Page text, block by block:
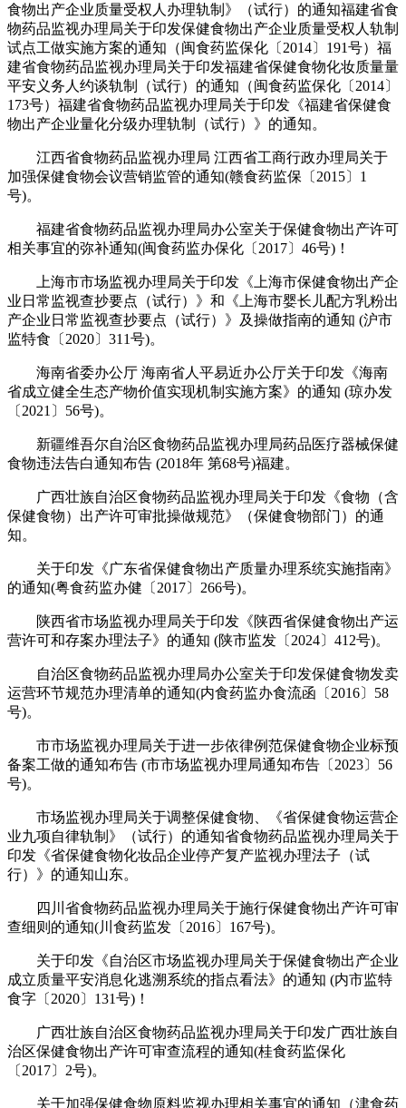
食物出产企业质量受权人办理轨制》（试行）的通知福建省食
物药品监视办理局关于印发保健食物出产企业质量受权人轨制
试点工做实施方案的通知（闽食药监保化〔2014〕191号）福
建省食物药品监视办理局关于印发福建省保健食物化妆质量量
平安义务人约谈轨制（试行）的通知（闽食药监保化〔2014〕
173号）福建省食物药品监视办理局关于印发《福建省保健食
物出产企业量化分级办理轨制（试行）》的通知。
江西省食物药品监视办理局 江西省工商行政办理局关于
加强保健食物会议营销监管的通知(赣食药监保〔2015〕1
号)。
福建省食物药品监视办理局办公室关于保健食物出产许可
相关事宜的弥补通知(闽食药监办保化〔2017〕46号)！
上海市市场监视办理局关于印发《上海市保健食物出产企
业日常监视查抄要点（试行）》和《上海市婴长儿配方乳粉出
产企业日常监视查抄要点（试行）》及操做指南的通知 (沪市
监特食〔2020〕311号)。
海南省委办公厅 海南省人平易近办公厅关于印发《海南
省成立健全生态产物价值实现机制实施方案》的通知 (琼办发
〔2021〕56号)。
新疆维吾尔自治区食物药品监视办理局药品医疗器械保健
食物违法告白通知布告 (2018年 第68号)福建。
广西壮族自治区食物药品监视办理局关于印发《食物（含
保健食物）出产许可审批操做规范》（保健食物部门）的通
知。
关于印发《广东省保健食物出产质量办理系统实施指南》
的通知(粤食药监办健〔2017〕266号)。
陕西省市场监视办理局关于印发《陕西省保健食物出产运
营许可和存案办理法子》的通知 (陕市监发〔2024〕412号)。
自治区食物药品监视办理局办公室关于印发保健食物发卖
运营环节规范办理清单的通知(内食药监办食流函〔2016〕58
号)。
市市场监视办理局关于进一步依律例范保健食物企业标预
备案工做的通知布告 (市市场监视办理局通知布告〔2023〕56
号)。
市场监视办理局关于调整保健食物、《省保健食物运营企
业九项自律轨制》（试行）的通知省食物药品监视办理局关于
印发《省保健食物化妆品企业停产复产监视办理法子（试
行）》的通知山东。
四川省食物药品监视办理局关于施行保健食物出产许可审
查细则的通知(川食药监发〔2016〕167号)。
关于印发《自治区市场监视办理局关于保健食物出产企业
成立质量平安消息化逃溯系统的指点看法》的通知 (内市监特
食字〔2020〕131号)！
广西壮族自治区食物药品监视办理局关于印发广西壮族自
治区保健食物出产许可审查流程的通知(桂食药监保化
〔2017〕2号)。
关于加强保健食物原料监视办理相关事宜的通知（津食药